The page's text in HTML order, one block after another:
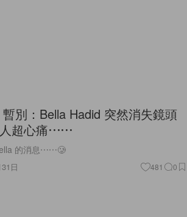
暫別：Bella Hadid 突然消失鏡頭
人超心痛⋯⋯
的消息⋯⋯🥲
日 481 0